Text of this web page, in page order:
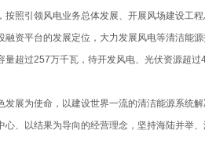
照引领风电业务总体发展、开展风场建设工程
资平台的发展定位，大力发展风电等清洁能源
超过257万千瓦，待开发风电、光伏资源超过
展为使命，以建设世界一流的清洁能源系统
、以结果为导向的经营理念，坚持海陆并举、